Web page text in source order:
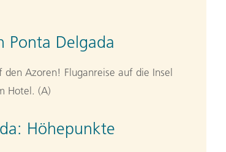
Ponta Delgada
Azoren! Fluganreise auf die Insel
Hotel. (A)
Höhepunkte